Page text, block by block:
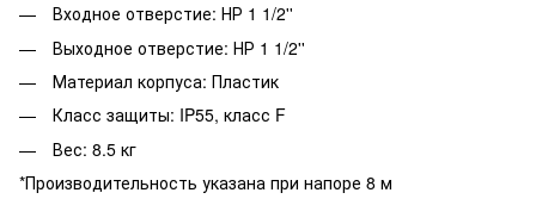
Входное отверстие: НР 1 1/2''
Выходное отверстие: НР 1 1/2''
Материал корпуса: Пластик
Класс защиты: IP55, класс F
Вес: 8.5 кг
*Производительность указана при напоре 8 м